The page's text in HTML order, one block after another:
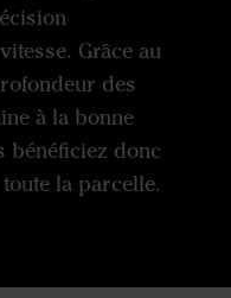
Grâce au
des
à la bonne
bénéficiez donc
la parcelle.